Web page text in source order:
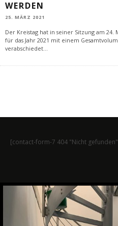
WERDEN
25. MÄRZ 2021
Der Kreistag hat in seiner Sitzung am
für das Jahr 2021 mit einem
verabschiedet...
[contact-form-7 404 "Nicht